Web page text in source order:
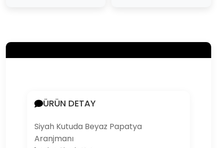
ÜRÜN DETAY
Siyah Kutuda Beyaz Papatya
Aranjmanı